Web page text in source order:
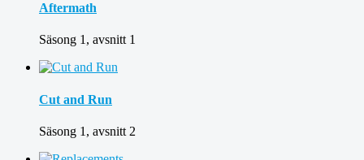
Aftermath
Säsong 1, avsnitt 1
Cut and Run
Säsong 1, avsnitt 2